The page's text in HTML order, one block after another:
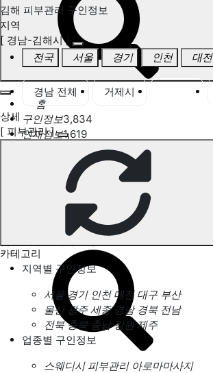
홈
구인정보3,834
인재정보1,619
고객센터
전국업체정보 마사지가이드
업체 서비스 관리
개인 서비스 관리
김해 피부관리 구인정보
지역
[ 경남-김해시 ]
전국
서울 경기 인천 대전
경남 전체 거제시
상세
[ 피부관리 ]
카테고리
지역별 구인정보
서울 경기 인천 대전 대구 부산
울산 광주 세종 경남 경북 전남
전북 충북 충남 강원 제주
업종별 구인정보
스웨디시 피부관리 아로마마사지